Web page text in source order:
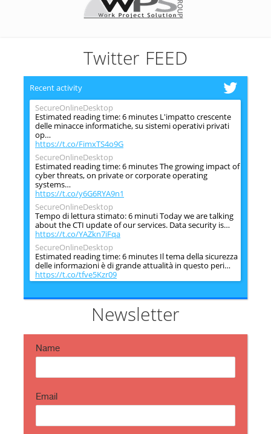
Twitter FEED
Recent activity
SecureOnlineDesktop
Estimated reading time: 6 minutes L'impatto crescente
delle minacce informatiche, su sistemi operativi privati
op…
https://t.co/FimxTS4o9G
SecureOnlineDesktop
Estimated reading time: 6 minutes The growing impact of
cyber threats, on private or corporate operating
systems…
https://t.co/y6G6RYA9n1
SecureOnlineDesktop
Tempo di lettura stimato: 6 minuti Today we are talking
about the CTI update of our services. Data security is…
https://t.co/YAZkn7iFqa
SecureOnlineDesktop
Estimated reading time: 6 minutes Il tema della sicurezza
delle informazioni è di grande attualità in questo peri…
https://t.co/tfve5Kzr09
Estimated reading time: 6 minutes The issue of
information security is very topical in this historical
https://t.co/TP8gvdRcrFNewsletter
Name
Email